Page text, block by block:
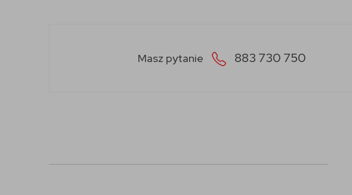
Masz pytanie 883 730 750